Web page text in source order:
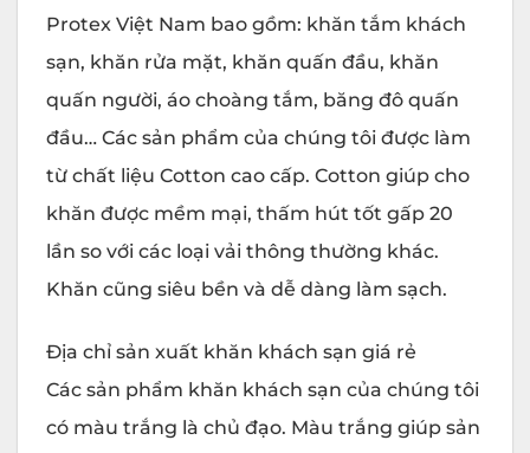
Protex Việt Nam bao gồm: khăn tắm khách
sạn, khăn rửa mặt, khăn quấn đầu, khăn
quấn người, áo choàng tắm, băng đô quấn
đầu… Các sản phẩm của chúng tôi được làm
từ chất liệu Cotton cao cấp. Cotton giúp cho
khăn được mềm mại, thấm hút tốt gấp 20
lần so với các loại vải thông thường khác.
Khăn cũng siêu bền và dễ dàng làm sạch.
Địa chỉ sản xuất khăn khách sạn giá rẻ
Các sản phẩm khăn khách sạn của chúng tôi
có màu trắng là chủ đạo. Màu trắng giúp sản